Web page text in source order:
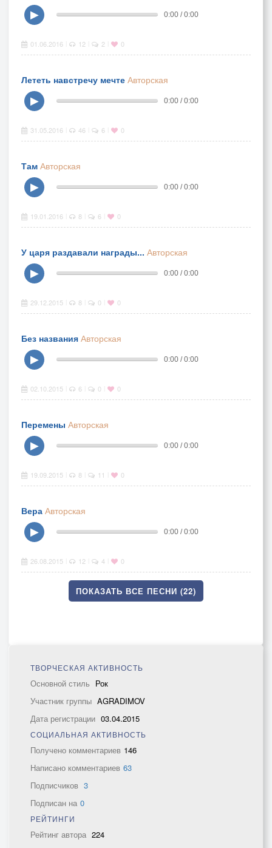
▶
0:00 / 0:00
01.06.2016 12 2 0
Лететь навстречу мечте Авторская
▶
0:00 / 0:00
31.05.2016 46 6 0
Там Авторская
▶
0:00 / 0:00
19.01.2016 8 6 0
У царя раздавали награды... Авторская
▶
0:00 / 0:00
29.12.2015 8 0 0
Без названия Авторская
▶
0:00 / 0:00
02.10.2015 6 0 0
Перемены Авторская
▶
0:00 / 0:00
19.09.2015 8 11 0
Вера Авторская
▶
0:00 / 0:00
26.08.2015 12 4 0
ПОКАЗАТЬ ВСЕ ПЕСНИ (22)
ТВОРЧЕСКАЯ АКТИВНОСТЬ
Основной стиль Рок
Участник группы AGRADIMOV
Дата регистрации 03.04.2015
СОЦИАЛЬНАЯ АКТИВНОСТЬ
Получено комментариев 146
Написано комментариев 63
Подписчиков 3
Подписан на 0
РЕЙТИНГИ
Рейтинг автора 224